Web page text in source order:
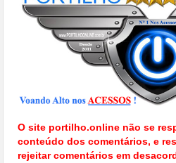
O site portilho.online não se
conteúdo dos comentários, e
rejeitar comentários em